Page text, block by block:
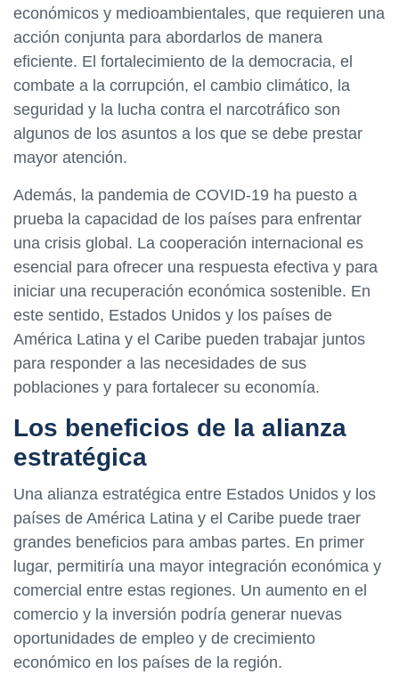
económicos y medioambientales, que requieren una
acción conjunta para abordarlos de manera
eficiente. El fortalecimiento de la democracia, el
combate a la corrupción, el cambio climático, la
seguridad y la lucha contra el narcotráfico son
algunos de los asuntos a los que se debe prestar
mayor atención.
Además, la pandemia de COVID-19 ha puesto a
prueba la capacidad de los países para enfrentar
una crisis global. La cooperación internacional es
esencial para ofrecer una respuesta efectiva y para
iniciar una recuperación económica sostenible. En
este sentido, Estados Unidos y los países de
América Latina y el Caribe pueden trabajar juntos
para responder a las necesidades de sus
poblaciones y para fortalecer su economía.
Los beneficios de la alianza
estratégica
Una alianza estratégica entre Estados Unidos y los
países de América Latina y el Caribe puede traer
grandes beneficios para ambas partes. En primer
lugar, permitiría una mayor integración económica y
comercial entre estas regiones. Un aumento en el
comercio y la inversión podría generar nuevas
oportunidades de empleo y de crecimiento
económico en los países de la región.